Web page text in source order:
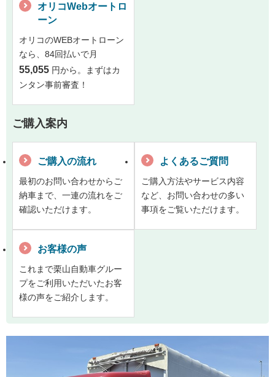
オリコWebオートロ
ーン
オリコのWEBオートローン
なら、84回払いで月
55,055 円から。まずはカ
ンタン事前審査！
ご購入案内
ご購入の流れ
最初のお問い合わせからご
納車まで、一連の流れをご
確認いただけます。
よくあるご質問
ご購入方法やサービス内容
など、お問い合わせの多い
事項をご覧いただけます。
お客様の声
これまで栗山自動車グルー
プをご利用いただいたお客
様の声をご紹介します。